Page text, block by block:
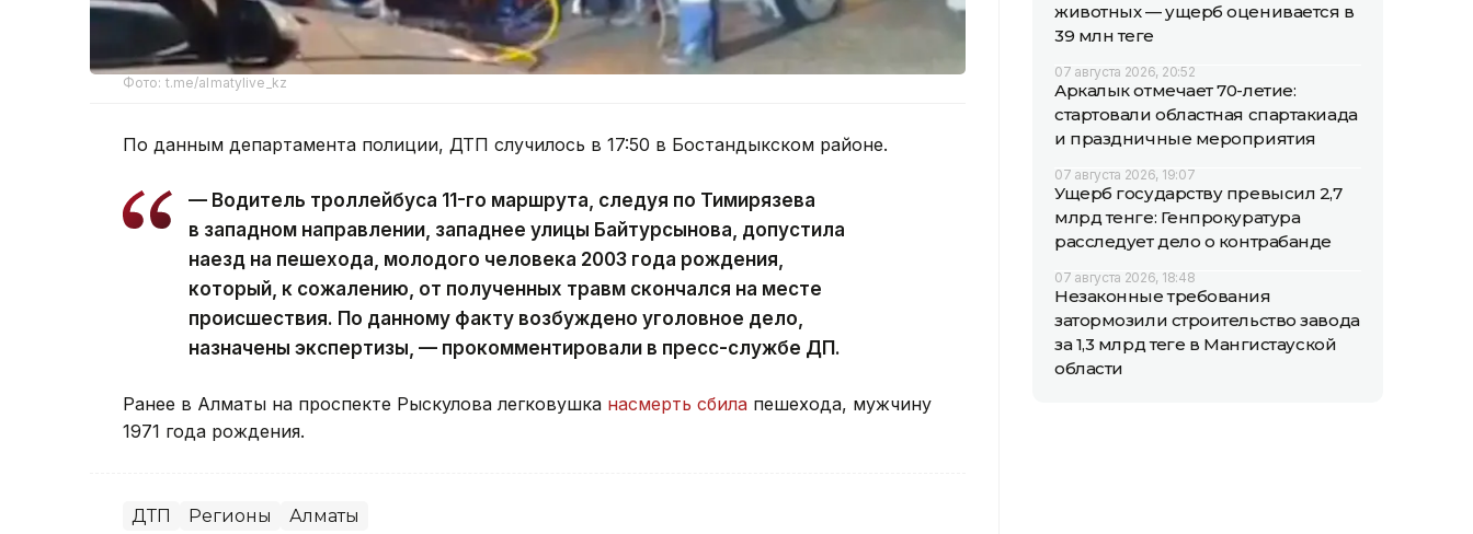
Фото: t.me/almatylive_kz
По данным департамента полиции, ДТП случилось в 17:50 в Бостандыкском районе.
— Водитель троллейбуса 11-го маршрута, следуя по Тимирязева
в западном направлении, западнее улицы Байтурсынова, допустила
наезд на пешехода, молодого человека 2003 года рождения,
который, к сожалению, от полученных травм скончался на месте
происшествия. По данному факту возбуждено уголовное дело,
назначены экспертизы, — прокомментировали в пресс-службе ДП.
Ранее в Алматы на проспекте Рыскулова легковушка насмерть сбила пешехода, мужчину
1971 года рождения.
ДТП Регионы Алматы
животных — ущерб оценивается в
39 млн теңге
07 августа 2026, 20:52
Аркалык отмечает 70-летие:
стартовали областная спартакиада
и праздничные мероприятия
07 августа 2026, 19:07
Ущерб государству превысил 2,7
млрд тенге: Генпрокуратура
расследует дело о контрабанде
07 августа 2026, 18:48
Незаконные требования
затормозили строительство завода
за 1,3 млрд теңге в Мангистауской
области